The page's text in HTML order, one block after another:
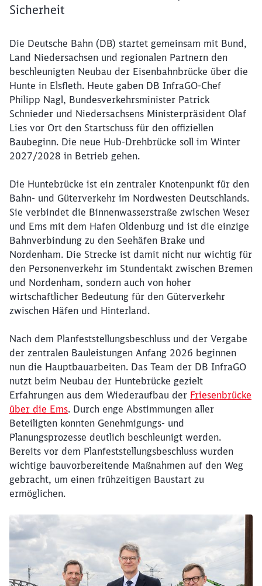
Sicherheit
Die Deutsche Bahn (DB) startet gemeinsam mit Bund,
Land Niedersachsen und regionalen Partnern den
beschleunigten Neubau der Eisenbahnbrücke über die
Hunte in Elsfleth. Heute gaben DB InfraGO-Chef
Philipp Nagl, Bundesverkehrsminister Patrick
Schnieder und Niedersachsens Ministerpräsident Olaf
Lies vor Ort den Startschuss für den offiziellen
Baubeginn. Die neue Hub-Drehbrücke soll im Winter
2027/2028 in Betrieb gehen.
Die Huntebrücke ist ein zentraler Knotenpunkt für den
Bahn- und Güterverkehr im Nordwesten Deutschlands.
Sie verbindet die Binnenwasserstraße zwischen Weser
und Ems mit dem Hafen Oldenburg und ist die einzige
Bahnverbindung zu den Seehäfen Brake und
Nordenham. Die Strecke ist damit nicht nur wichtig für
den Personenverkehr im Stundentakt zwischen Bremen
und Nordenham, sondern auch von hoher
wirtschaftlicher Bedeutung für den Güterverkehr
zwischen Häfen und Hinterland.
Nach dem Planfeststellungsbeschluss und der Vergabe
der zentralen Bauleistungen Anfang 2026 beginnen
nun die Hauptbauarbeiten. Das Team der DB InfraGO
nutzt beim Neubau der Huntebrücke gezielt
Erfahrungen aus dem Wiederaufbau der Friesenbrücke
über die Ems. Durch enge Abstimmungen aller
Beteiligten konnten Genehmigungs- und
Planungsprozesse deutlich beschleunigt werden.
Bereits vor dem Planfeststellungsbeschluss wurden
wichtige bauvorbereitende Maßnahmen auf den Weg
gebracht, um einen frühzeitigen Baustart zu
ermöglichen.